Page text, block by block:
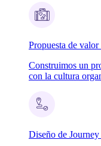
Propuesta de
Construimos un
con la cultura
Diseño de